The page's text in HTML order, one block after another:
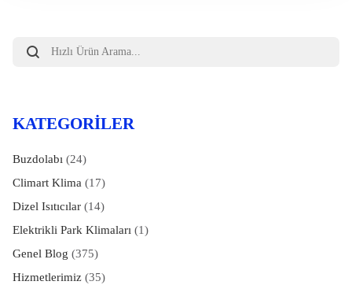
search
KATEGORILER
Buzdolabı (24)
Climart Klima (17)
Dizel Isıtıcılar(14)
Elektrikli Park Klimaları (1)
Genel Blog (375)
Hizmetlerimiz(35)